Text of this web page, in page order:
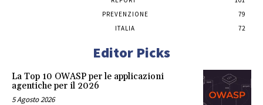
PREVENZIONE
79
ITALIA
72
Editor Picks
La Top 10 OWASP per le applicazioni
agentiche per il 2026
5 Agosto 2026